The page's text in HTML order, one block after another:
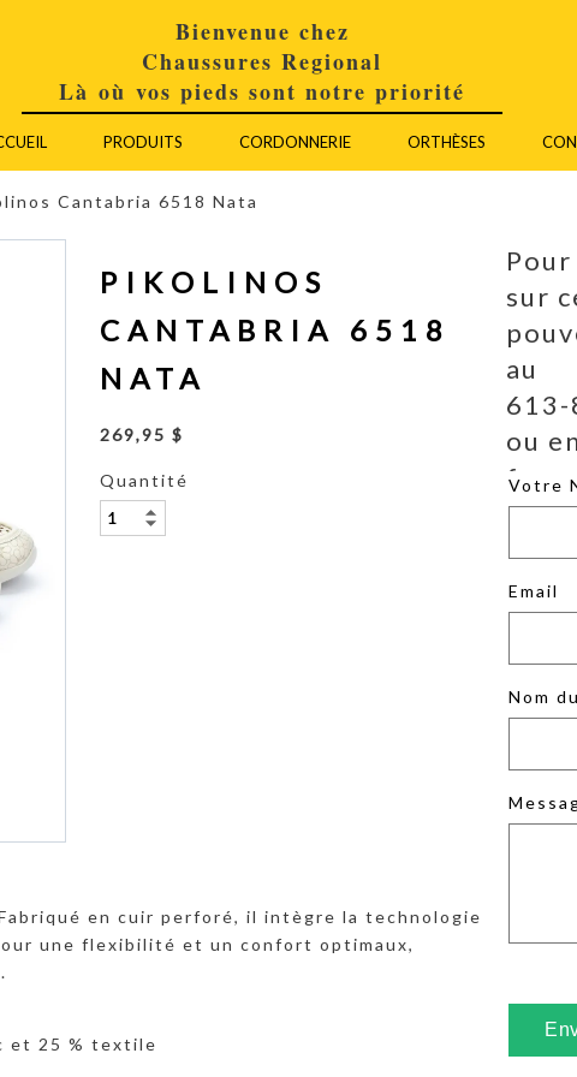
Bienvenue chez
Chaussures Regional
Là où vos pieds sont notre priorité
PRODUITS CORDONNERIE ORTHÈSES
Cantabria 6518 Nata
PIKOLINOS
CANTABRIA 6518
NATA
269,95 $
Quantité
en cuir perforé, il intègre la technologie
une flexibilité et un confort optimaux,
et 25 % textile
sur
au
ou
Votre
Email
Nom